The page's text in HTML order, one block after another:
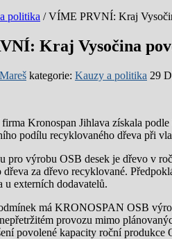
politika / VÍME PRVNÍ: Kraj
Kraj Vysočina
kategorie: Kauzy a politika 29
Kronospan Jihlava získala
podílu recyklovaného dřeva při
pro výrobu OSB desek je dřevo v
dřeva za dřevo recyklované.
u externích dodavatelů.
má KRONOSPAN OSB
provozu mimo
povolené kapacity roční produkce